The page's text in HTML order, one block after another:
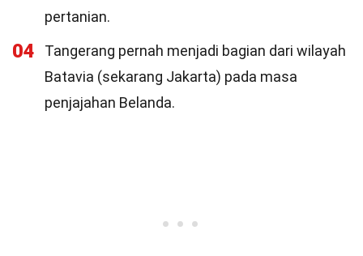
pertanian.
04
Tangerang pernah menjadi bagian dari wilayah
Batavia (sekarang Jakarta) pada masa
penjajahan Belanda.